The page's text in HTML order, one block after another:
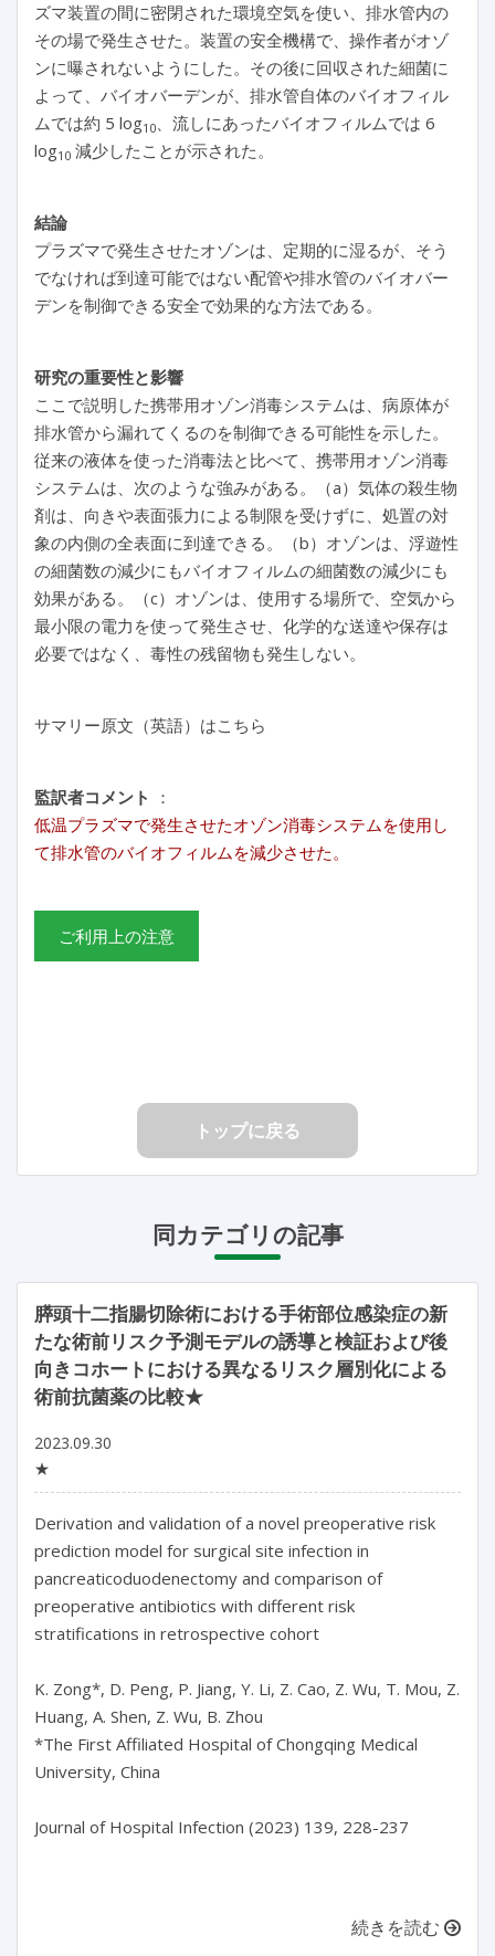
ズマ装置の間に密閉された環境空気を使い、排水管内の
その場で発生させた。装置の安全機構で、操作者がオゾ
ンに曝されないようにした。その後に回収された細菌に
よって、バイオバーデンが、排水管自体のバイオフィル
ムでは約 5 log10、流しにあったバイオフィルムでは 6
log10 減少したことが示された。
結論
プラズマで発生させたオゾンは、定期的に湿るが、そう
でなければ到達可能ではない配管や排水管のバイオバー
デンを制御できる安全で効果的な方法である。
研究の重要性と影響
ここで説明した携帯用オゾン消毒システムは、病原体が
排水管から漏れてくるのを制御できる可能性を示した。
従来の液体を使った消毒法と比べて、携帯用オゾン消毒
システムは、次のような強みがある。（a）気体の殺生物
剤は、向きや表面張力による制限を受けずに、処置の対
象の内側の全表面に到達できる。（b）オゾンは、浮遊性
の細菌数の減少にもバイオフィルムの細菌数の減少にも
効果がある。（c）オゾンは、使用する場所で、空気から
最小限の電力を使って発生させ、化学的な送達や保存は
必要ではなく、毒性の残留物も発生しない。
サマリー原文（英語）はこちら
監訳者コメント
：
低温プラズマで発生させたオゾン消毒システムを使用し
て排水管のバイオフィルムを減少させた。
ご利用上の注意
トップに戻る
同カテゴリの記事
膵頭十二指腸切除術における手術部位感染症の新
たな術前リスク予測モデルの誘導と検証および後
向きコホートにおける異なるリスク層別化による
術前抗菌薬の比較★
2023.09.30
★
Derivation and validation of a novel preoperative risk
prediction model for surgical site infection in
pancreaticoduodenectomy and comparison of
preoperative antibiotics with different risk
stratifications in retrospective cohort
K. Zong*, D. Peng, P. Jiang, Y. Li, Z. Cao, Z. Wu, T. Mou, Z.
Huang, A. Shen, Z. Wu, B. Zhou
*The First Affiliated Hospital of Chongqing Medical
University, China
Journal of Hospital Infection (2023) 139, 228-237
続きを読む